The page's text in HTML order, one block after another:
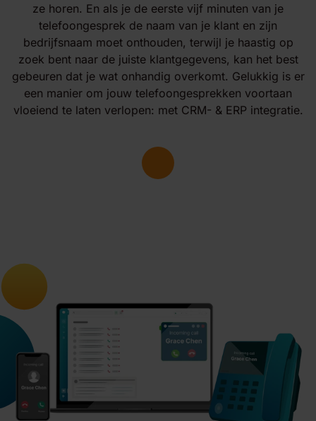
ze horen. En als je de eerste vijf minuten van je
telefoongesprek de naam van je klant en zijn
bedrijfsnaam moet onthouden, terwijl je haastig op
zoek bent naar de juiste klantgegevens, kan het best
gebeuren dat je wat onhandig overkomt. Gelukkig is er
een manier om jouw telefoongesprekken voortaan
vloeiend te laten verlopen: met CRM- & ERP integratie.